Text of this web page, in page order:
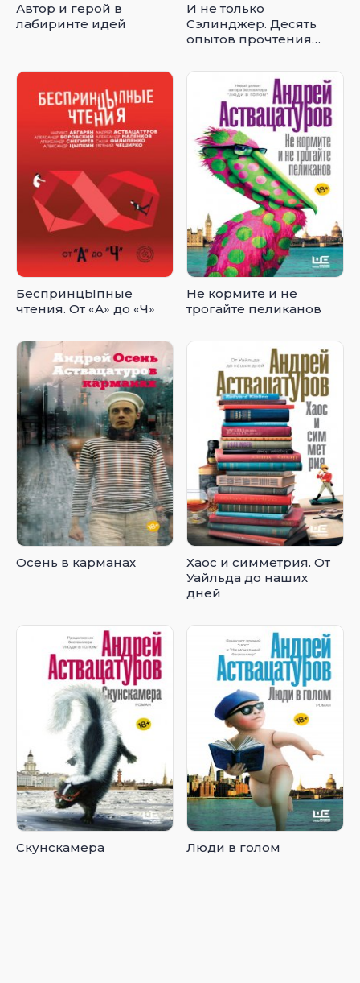
Автор и герой в
лабиринте идей
И не только
Сэлинджер. Десять
опытов прочтения
американской
литературы
БеспринцЫпные
чтения. От «А» до «Ч»
Не кормите и не
трогайте пеликанов
Осень в карманах
Хаос и симметрия. От
Уайльда до наших
дней
Скунскамера Люди в голом